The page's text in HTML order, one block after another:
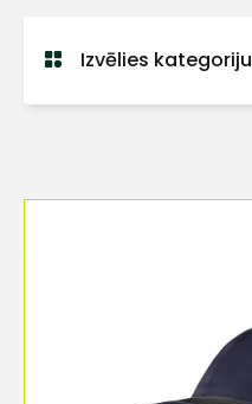
Izvēlies kategoriju